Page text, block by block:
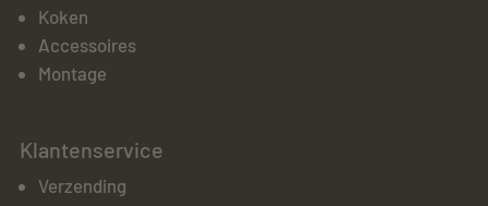
Koken
Accessoires
Montage
Klantenservice
Verzending